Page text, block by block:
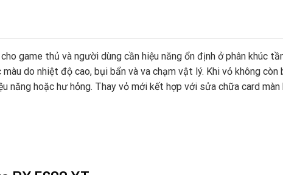
game thủ và người dùng cần hiệu năng ổn định ở phân khúc
do nhiệt độ cao, bụi bẩn và va chạm vật lý. Khi vỏ không
năng hoặc hư hỏng. Thay vỏ mới kết hợp với sửa chữa card